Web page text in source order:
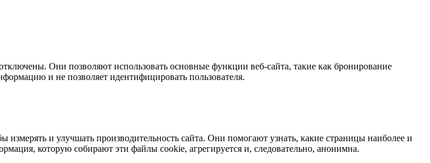
Они позволяют использовать основные функции веб-сайта, такие как бронирование
и не позволяет идентифицировать пользователя.
и улучшать производительность сайта. Они помогают узнать, какие страницы наиболее и
которую собирают эти файлы cookie, агрегируется и, следовательно, анонимна.